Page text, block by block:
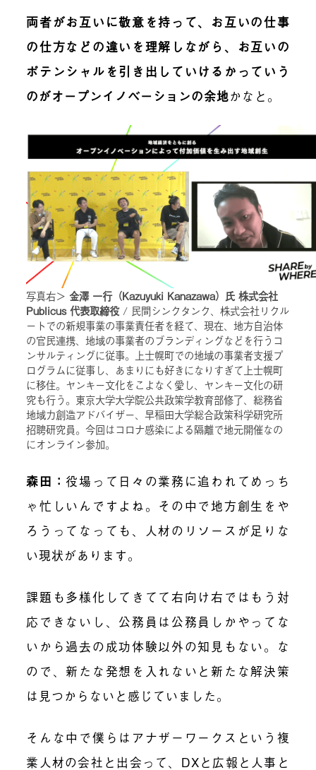
両者がお互いに敬意を持って、お互いの仕事
の仕方などの違いを理解しながら、お互いの
ポテンシャルを引き出していけるかっていう
のがオープンイノベーションの余地かなと。
写真右＞金澤 一行（Kazuyuki Kanazawa）氏 株式会社
Publicus 代表取締役/ 民間シンクタンク、株式会社リクル
ートでの新規事業の事業責任者を経て、現在、地方自治体
の官民連携、地域の事業者のブランディングなどを行うコ
ンサルティングに従事。上士幌町での地域の事業者支援プ
ログラムに従事し、あまりにも好きになりすぎて上士幌町
に移住。ヤンキー文化をこよなく愛し、ヤンキー文化の研
究も行う。東京大学大学院公共政策学教育部修了、総務省
地域力創造アドバイザー、早稲田大学総合政策科学研究所
招聘研究員。今回はコロナ感染による隔離で地元開催なの
にオンライン参加。
森田 ：役場って日々の業務に追われてめっち
ゃ忙しいんですよね。その中で地方創生をや
ろうってなっても、人材のリソースが足りな
い現状があります。
課題も多様化してきてて右向け右ではもう対
応できないし、公務員は公務員しかやってな
いから過去の成功体験以外の知見もない。な
ので、新たな発想を入れないと新たな解決策
は見つからないと感じていました。
そんな中で僕らはアナザーワークスという複
業人材の会社と出会って、DXと広報と人事と